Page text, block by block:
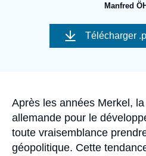
Nous
Manfred
Télécharger
Accroche
Après les années Merkel,
allemande pour le
toute vraisemblance
géopolitique. Cette